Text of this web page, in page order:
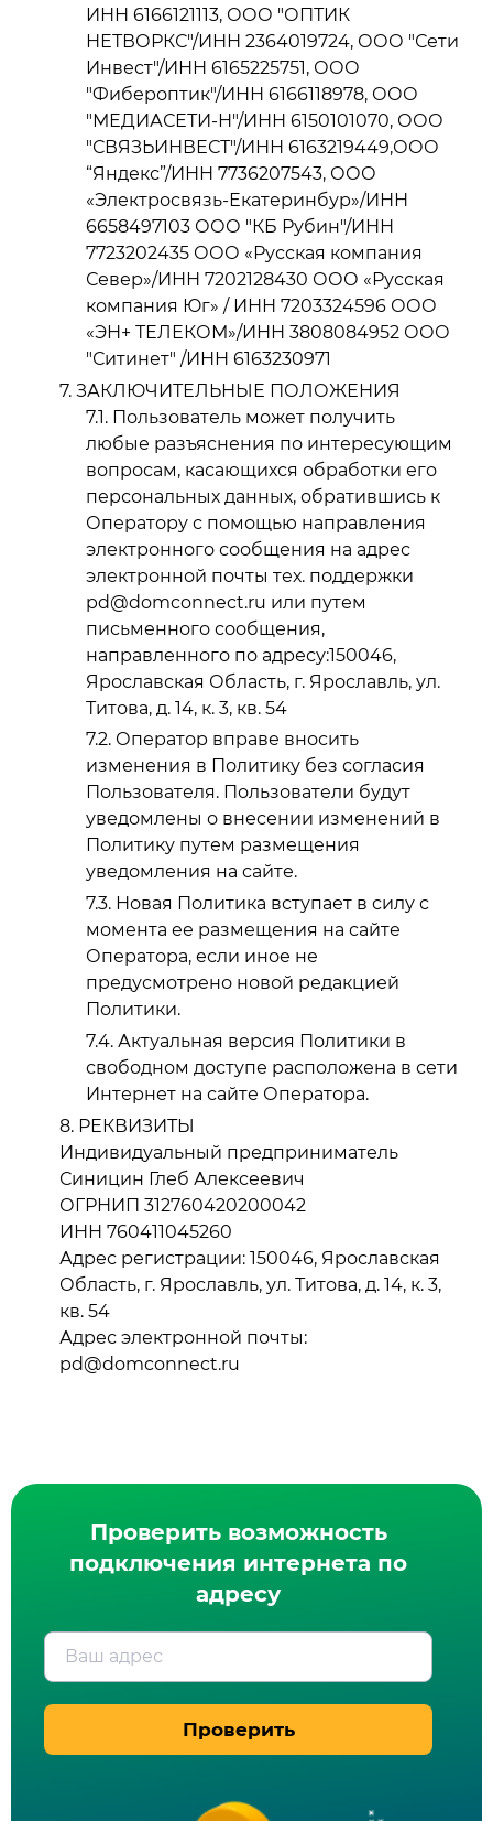
ИНН 6166121113, ООО "ОПТИК
НЕТВОРКС"/ИНН 2364019724, ООО "Сети
Инвест"/ИНН 6165225751, ООО
"Фибероптик"/ИНН 6166118978, ООО
"МЕДИАСЕТИ-Н"/ИНН 6150101070, ООО
"СВЯЗЬИНВЕСТ"/ИНН 6163219449,ООО
“Яндекс”/ИНН 7736207543, ООО
«Электросвязь-Екатеринбур»/ИНН
6658497103 ООО "КБ Рубин"/ИНН
7723202435 ООО «Русская компания
Север»/ИНН 7202128430 ООО «Русская
компания Юг» / ИНН 7203324596 ООО
«ЭН+ ТЕЛЕКОМ»/ИНН 3808084952 ООО
"Ситинет" /ИНН 6163230971
ЗАКЛЮЧИТЕЛЬНЫЕ ПОЛОЖЕНИЯ
Пользователь может получить
любые разъяснения по интересующим
вопросам, касающихся обработки его
персональных данных, обратившись к
Оператору с помощью направления
электронного сообщения на адрес
электронной почты тех. поддержки
pd@domconnect.ru или путем
письменного сообщения,
направленного по адресу:150046,
Ярославская Область, г. Ярославль, ул.
Титова, д. 14, к. 3, кв. 54
Оператор вправе вносить
изменения в Политику без согласия
Пользователя. Пользователи будут
уведомлены о внесении изменений в
Политику путем размещения
уведомления на сайте.
Новая Политика вступает в силу с
момента ее размещения на сайте
Оператора, если иное не
предусмотрено новой редакцией
Политики.
Актуальная версия Политики в
свободном доступе расположена в сети
Интернет на сайте Оператора.
РЕКВИЗИТЫ
Индивидуальный предприниматель
Синицин Глеб Алексеевич
ОГРНИП 312760420200042
ИНН 760411045260
Адрес регистрации: 150046, Ярославская
Область, г. Ярославль, ул. Титова, д. 14, к. 3,
кв. 54
Адрес электронной почты:
pd@domconnect.ru
Проверить возможность
подключения интернета по
адресу
Ваш адрес
Проверить